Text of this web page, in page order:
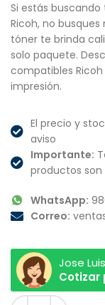
Si estás
Ricoh, no
tóner te brinda
solo paquete.
compatibles
impresión.
El precio y
aviso
Importante:
productos son
WhatsApp:
Correo:
Jose
Cotizar